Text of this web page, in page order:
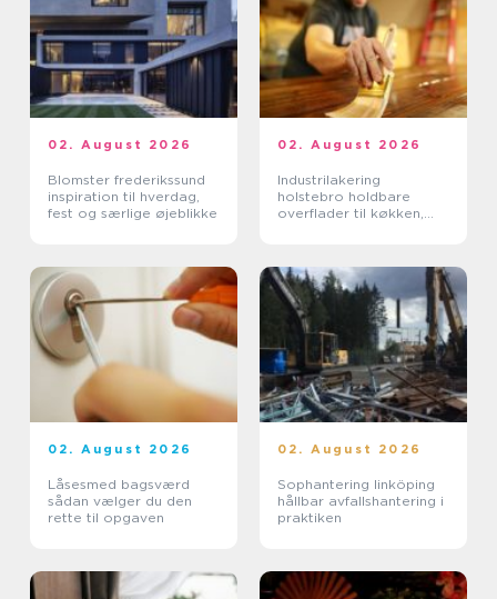
02. August 2026
Blomster frederikssund
inspiration til hverdag,
fest og særlige øjeblikke
02. August 2026
Industrilakering
holstebro holdbare
overflader til køkken,
02. August 2026
Låsesmed bagsværd
sådan vælger du den
rette til opgaven
02. August 2026
Sophantering linköping
hållbar avfallshantering i
praktiken